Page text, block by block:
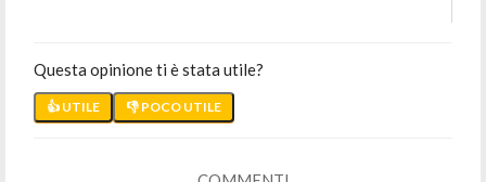
Questa opinione ti è stata utile?
👍 UTILE 👎 POCO UTILE